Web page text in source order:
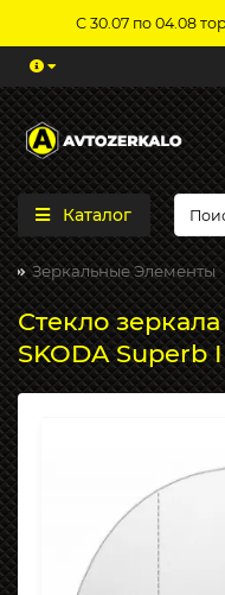
С 30.07 по 04.08
Каталог
Зеркальные Элементы
Стекло
SKODA Superb